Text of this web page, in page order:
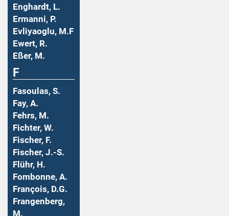
Enghardt, L.
Ermanni, P.
Evliyaoglu, M.F
Ewert, R.
Eßer, M.
F
Fasoulas, S.
Fay, A.
Fehrs, M.
Fichter, W.
Fischer, F.
Fischer, J.-S.
Flühr, H.
Fombonne, A.
François, D.G.
Frangenberg,
M.